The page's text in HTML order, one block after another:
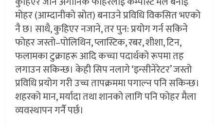
मोहर (आम्दानीको स्रोत) बनाउने प्रविधि विकसित भएको
नै छ। साथै, कुहिएर नजाने, तर पुन: प्रयोग गर्न सकिने
फोहर जस्तो–पोलिथिन, प्लास्टिक, रबर, शीशा, टिन,
फलामका टुक्राहरू आदि कच्चा पदार्थको रूपमा तह
लगाउन सकिन्छ। केही सिप नलागे ‘इन्सीनेरेटर’ जस्तो
प्रविधि प्रयोग गरी उच्च तापक्रममा पगाल्न पनि सकिन्छ।
शहरको मान, मर्यादा तथा शानको लागि पनि फोहर मैला
व्यवस्थापन गर्नै पर्छ।